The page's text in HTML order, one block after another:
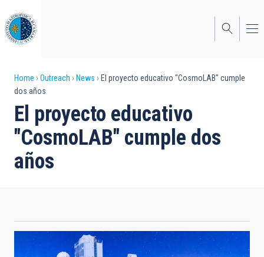
to
main
content
Breadcrumb
Home Outreach News
El proyecto educativo "CosmoLAB" cumple
dos años
El proyecto educativo
"CosmoLAB" cumple dos
años